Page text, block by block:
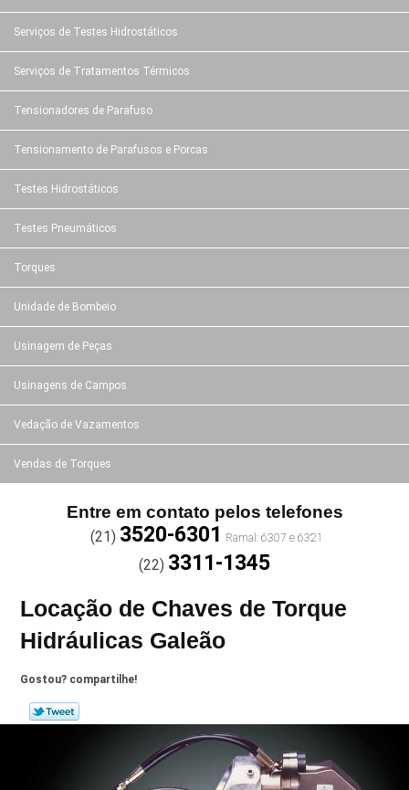
Serviços de Testes Hidrostáticos
Serviços de Tratamentos Térmicos
Tensionadores de Parafuso
Tensionamento de Parafusos e Porcas
Testes Hidrostáticos
Testes Pneumáticos
Torques
Unidade de Bombeio
Usinagem de Peças
Usinagens de Campos
Vedação de Vazamentos
Vendas de Torques
Entre em contato pelos telefones
(21) 3520-6301
(22) 3311-1345
Locação de Chaves de Torque
Hidráulicas Galeão
Gostou? compartilhe!